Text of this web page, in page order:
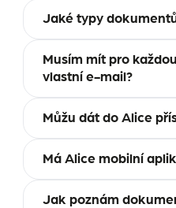
Jaké typy
Musím mít pro
vlastní e-mail?
Můžu dát do Alice
Má Alice mobilní
Jak poznám